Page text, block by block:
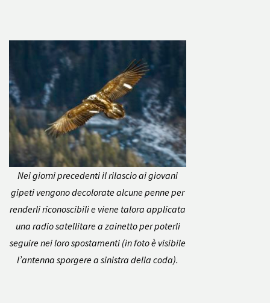
Nei giorni precedenti il rilascio ai giovani
gipeti vengono decolorate alcune penne per
renderli riconoscibili e viene talora applicata
una radio satellitare a zainetto per poterli
seguire nei loro spostamenti (in foto è visibile
l’antenna sporgere a sinistra della coda).